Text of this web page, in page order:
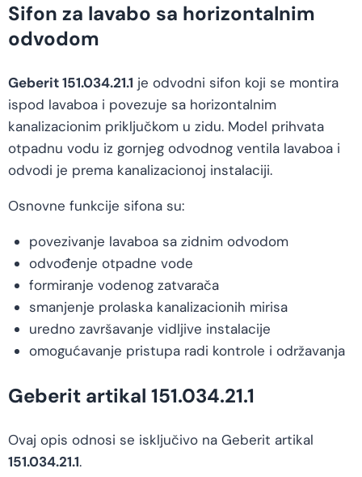
Sifon za lavabo sa horizontalnim
odvodom
Geberit 151.034.21.1 je odvodni sifon koji se montira
ispod lavaboa i povezuje sa horizontalnim
kanalizacionim priključkom u zidu. Model prihvata
otpadnu vodu iz gornjeg odvodnog ventila lavaboa i
odvodi je prema kanalizacionoj instalaciji.
Osnovne funkcije sifona su:
povezivanje lavaboa sa zidnim odvodom
odvođenje otpadne vode
formiranje vodenog zatvarača
smanjenje prolaska kanalizacionih mirisa
uredno završavanje vidljive instalacije
omogućavanje pristupa radi kontrole i održavanja
Geberit artikal 151.034.21.1
Ovaj opis odnosi se isključivo na Geberit artikal
151.034.21.1.